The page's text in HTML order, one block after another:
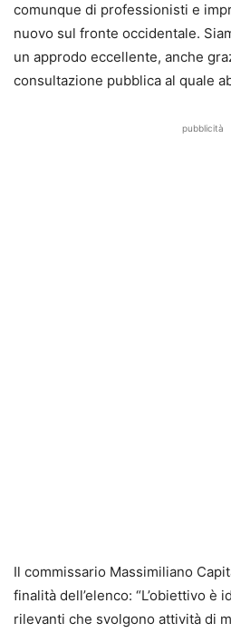
comunque di professionisti e
nuovo sul fronte occidentale.
un approdo eccellente, anche
consultazione pubblica al quale
pubblicità
Il commissario Massimiliano
finalità dell’elenco: “L’obiettivo
rilevanti che svolgono attività di